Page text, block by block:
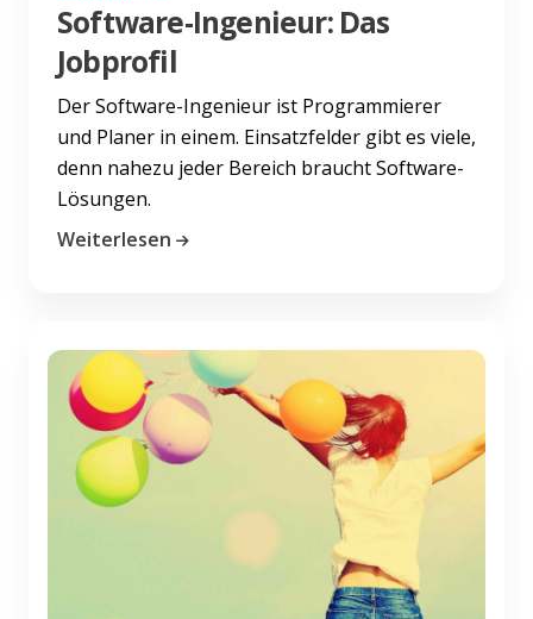
Software-Ingenieur: Das
Jobprofil
Der Software-Ingenieur ist Programmierer
und Planer in einem. Einsatzfelder gibt es viele,
denn nahezu jeder Bereich braucht Software-
Lösungen.
Weiterlesen